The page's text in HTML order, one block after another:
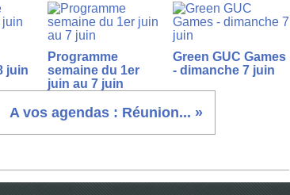
juin
Programme
semaine du 1er
juin au 7 juin
Green GUC Games
- dimanche 7 juin
A vos agendas : Réunion... »